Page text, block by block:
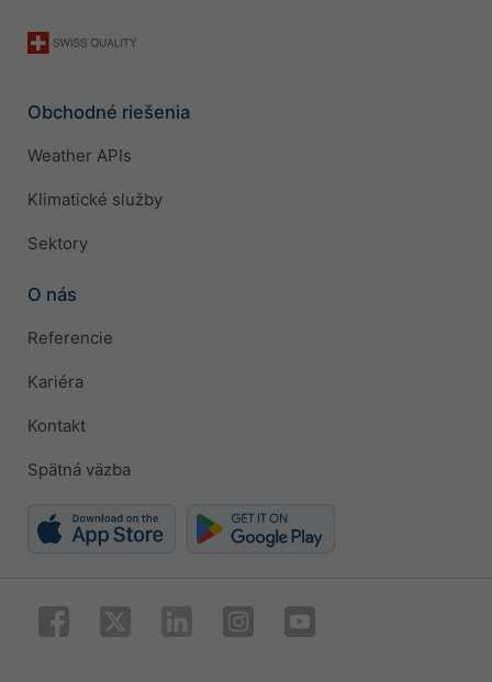
Obchodné riešenia
Weather APIs
Klimatické služby
Sektory
O nás
Referencie
Kariéra
Kontakt
Spätná väzba